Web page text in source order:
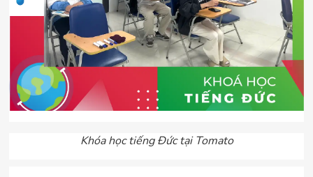
Khóa học tiếng Đức tại Tomato